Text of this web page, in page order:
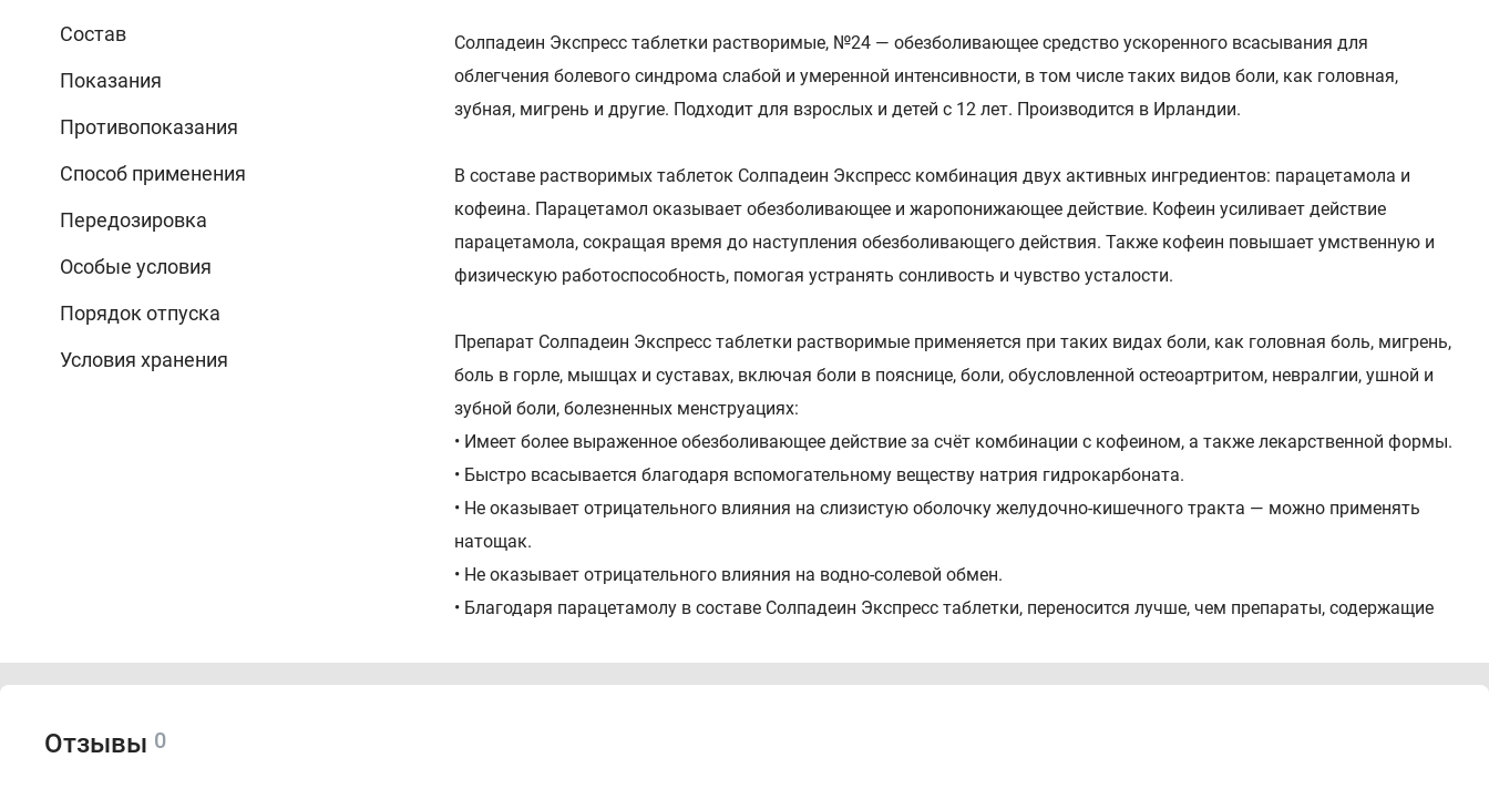
Состав
Показания
Противопоказания
Способ применения
Передозировка
Особые условия
Порядок отпуска
Условия хранения
Солпадеин Экспресс таблетки растворимые, №24 — обезболивающее средство ускоренного всасывания для
облегчения болевого синдрома слабой и умеренной интенсивности, в том числе таких видов боли, как головная,
зубная, мигрень и другие. Подходит для взрослых и детей с 12 лет. Производится в Ирландии.
В составе растворимых таблеток Солпадеин Экспресс комбинация двух активных ингредиентов: парацетамола и
кофеина. Парацетамол оказывает обезболивающее и жаропонижающее действие. Кофеин усиливает действие
парацетамола, сокращая время до наступления обезболивающего действия. Также кофеин повышает умственную и
физическую работоспособность, помогая устранять сонливость и чувство усталости.
Препарат Солпадеин Экспресс таблетки растворимые применяется при таких видах боли, как головная боль, мигрень,
боль в горле, мышцах и суставах, включая боли в пояснице, боли, обусловленной остеоартритом, невралгии, ушной и
зубной боли, болезненных менструациях:
• Имеет более выраженное обезболивающее действие за счёт комбинации с кофеином, а также лекарственной формы.
• Быстро всасывается благодаря вспомогательному веществу натрия гидрокарбоната.
• Не оказывает отрицательного влияния на слизистую оболочку желудочно-кишечного тракта — можно применять
натощак.
• Не оказывает отрицательного влияния на водно-солевой обмен.
• Благодаря парацетамолу в составе Солпадеин Экспресс таблетки, переносится лучше, чем препараты, содержащие
Отзывы 0